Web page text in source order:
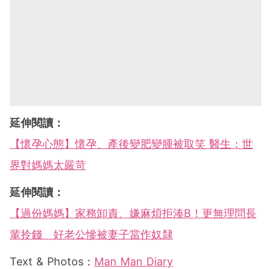
延伸閱讀：
【懷孕心態】懷孕、產後變肥變腫被取笑 醫生：世
界對媽媽太嚴苛
延伸閱讀：
【過份媽媽】家務卸責、嫌麻煩拒湊B！更無理問長
輩拎錢 好老公慘被妻子當作奴隸
Text & Photos： Man Man Diary